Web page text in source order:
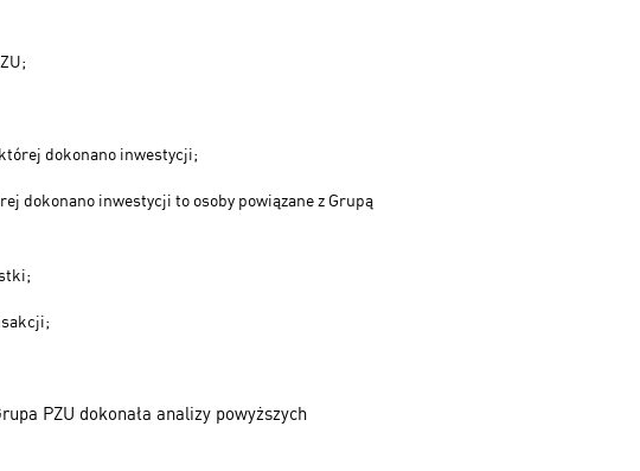
dokonano inwestycji;
dokonano inwestycji to osoby powiązane z Grupą
PZU dokonała analizy powyższych